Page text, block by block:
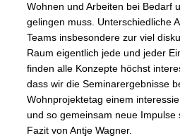
Wohnen und Arbeiten bei Bedarf
gelingen muss. Unterschiedliche
Teams insbesondere zur viel
Raum eigentlich jede und jeder
finden alle Konzepte höchst
dass wir die Seminarergebnisse
Wohnprojektetag einem
und so gemeinsam neue Impulse
Fazit von Antje Wagner.